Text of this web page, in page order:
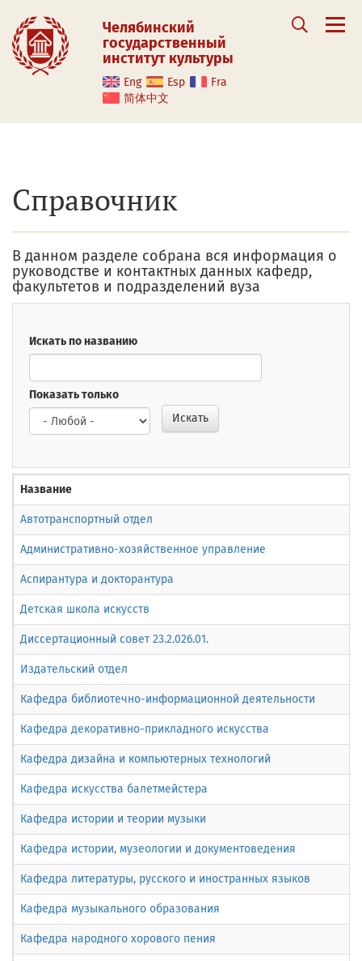
Челябинский
государственный
институт культуры
Eng Esp
Fra
简体中文
Справочник
В данном разделе собрана вся информация о
руководстве и контактных данных кафедр,
факультетов и подразделений вуза
Искать по названию
Показать только
Искать
Название
Автотранспортный отдел
Административно-хозяйственное управление
Аспирантура и докторантура
Детская школа искусств
Диссертационный совет 23.2.026.01.
Издательский отдел
Кафедра библиотечно-информационной деятельности
Кафедра декоративно-прикладного искусства
Кафедра дизайна и компьютерных технологий
Кафедра искусства балетмейстера
Кафедра истории и теории музыки
Кафедра истории, музеологии и документоведения
Кафедра литературы, русского и иностранных языков
Кафедра музыкального образования
Кафедра народного хорового пения